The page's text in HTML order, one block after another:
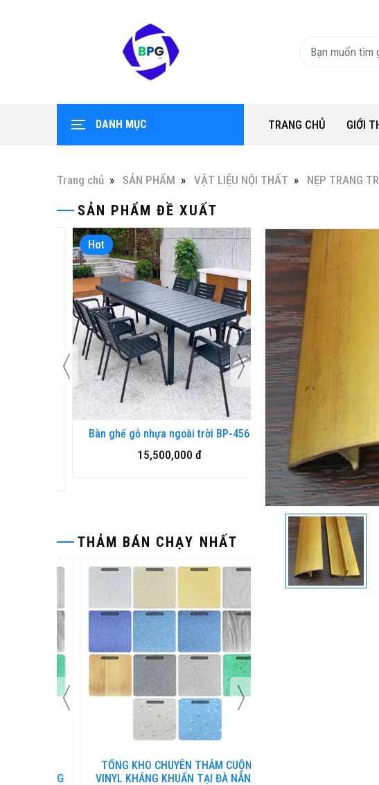
DANH MỤC TRANG CHỦ GIỚI
Trang chủ SẢN PHẨM VẬT LIỆU NỘI THẤT NẸP TRANG
SẢN PHẨM ĐỀ XUẤT
Hot
Bàn ghế gỗ nhựa ngoài trời BP-456
15,500,000 đ
THẢM BÁN CHẠY NHẤT
TỔNG KHO CHUYÊN THẢM CUỘN
VINYL KHÁNG KHUẨN TẠI ĐÀ NẴNG